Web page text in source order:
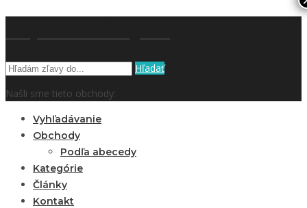
Hľadať
Našli sme tieto obchody:
Vyhľadávanie
Obchody
Podľa abecedy
Kategórie
Články
Kontakt